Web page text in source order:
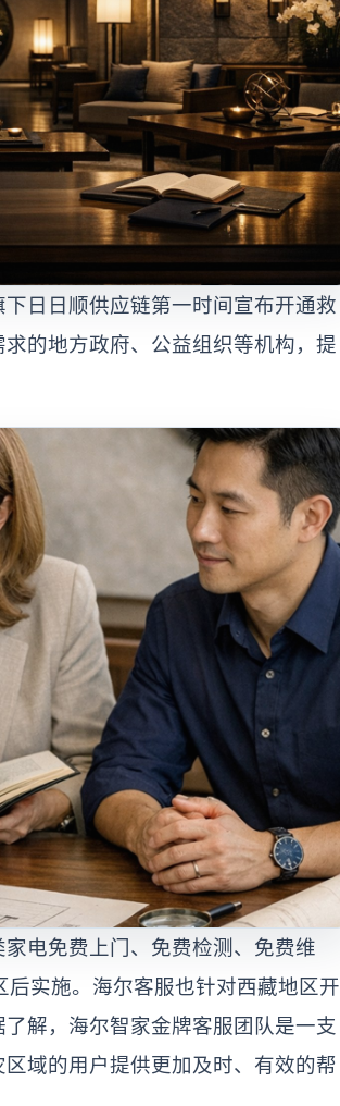
日日顺供应链第一时间宣布开通救
的地方政府、公益组织等机构，提
电免费上门、免费检测、免费维
实施。海尔客服也针对西藏地区开
解，海尔智家金牌客服团队是一支
域的用户提供更加及时、有效的帮